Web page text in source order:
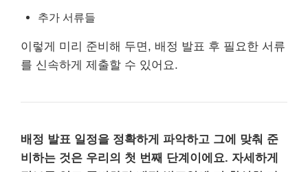
추가 서류들
이렇게 미리 준비해 두면, 배정 발표 후 필요한 서류
를 신속하게 제출할 수 있어요.
배정 발표 일정을 정확하게 파악하고 그에 맞춰 준
비하는 것은 우리의 첫 번째 단계이에요. 자세하게